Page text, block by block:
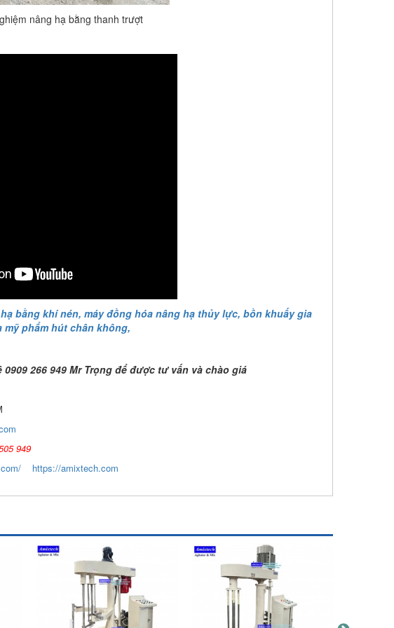
nâng hạ bằng thanh trượt
bằng khí nén, máy đồng hóa nâng hạ thủy lực, bồn khuấy gia
mỹ phẩm hút chân không,
266 949 Mr Trọng để được tư vấn và chào giá
949
https://amixtech.com